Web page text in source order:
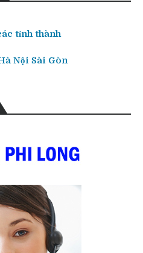
tỉnh thành
Nội Sài Gòn